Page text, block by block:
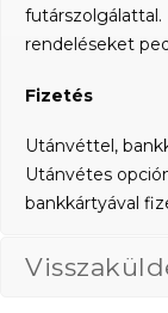
futárszolgálattal.
rendeléseket
Fizetés
Utánvéttel,
Utánvétes
bankkártyával